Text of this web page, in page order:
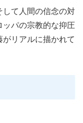
して人間の信念の対
ッパの宗教的な抑圧
リアルに描かれて